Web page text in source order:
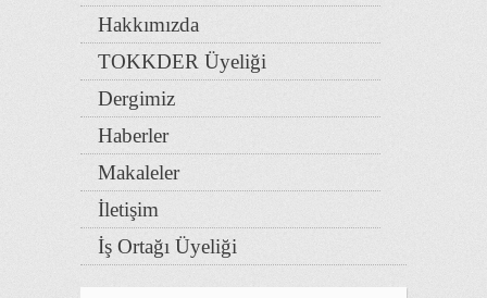
Hakkımızda
TOKKDER Üyeliği
Dergimiz
Haberler
Makaleler
İletişim
İş Ortağı Üyeliği